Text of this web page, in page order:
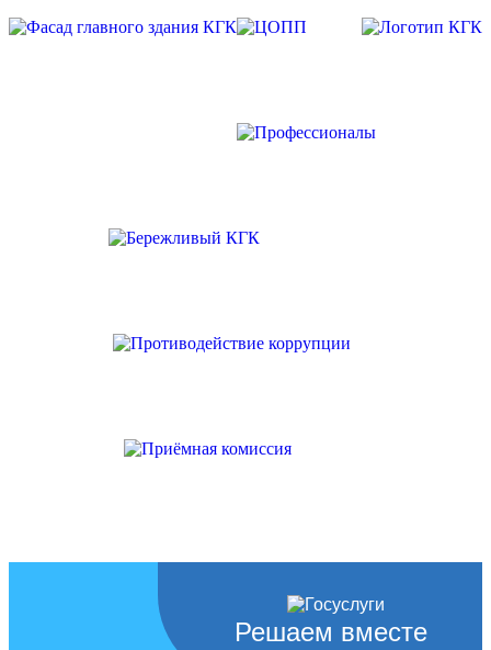
Решаем вместе